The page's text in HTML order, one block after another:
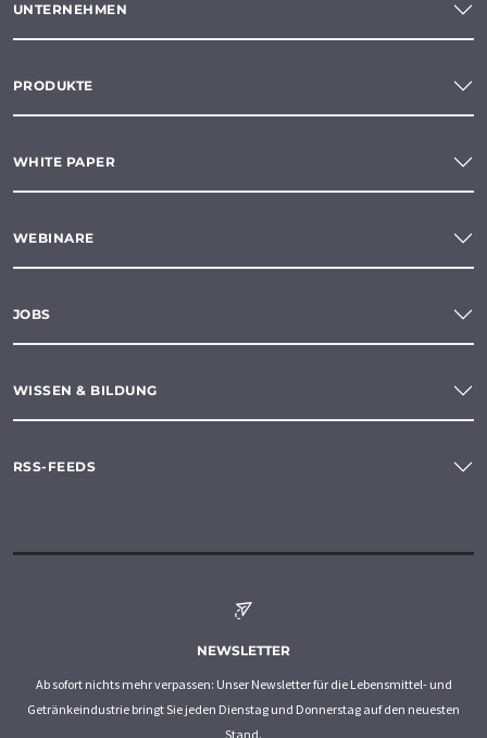
UNTERNEHMEN
PRODUKTE
WHITE PAPER
WEBINARE
JOBS
WISSEN & BILDUNG
RSS-FEEDS
NEWSLETTER
Ab sofort nichts mehr verpassen: Unser Newsletter für die Lebensmittel- und
Getränkeindustrie bringt Sie jeden Dienstag und Donnerstag auf den neuesten
Stand.